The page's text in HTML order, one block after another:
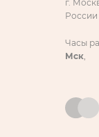
г.
России
Часы
Мск